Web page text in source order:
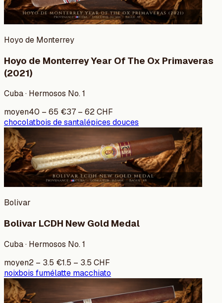
Hoyo de Monterrey
Hoyo de Monterrey Year Of The Ox Primaveras
(2021)
Cuba · Hermosos No. 1
moyen40 – 65 €37 – 62CHF
chocolatbois de santalépices douces
Bolivar
Bolivar LCDH New Gold Medal
Cuba · Hermosos No. 1
moyen2 – 3.5 €1.5 – 3.5 CHF
noixbois fumélatte macchiato